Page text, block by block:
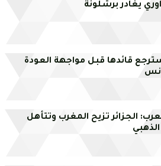
يغادر برشلونة
قائدها قبل مواجهة العودة
الجزائر تزيح المغرب وتتأهل